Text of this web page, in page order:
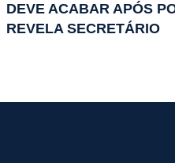
DEVE ACABAR APÓS
REVELA SECRETÁRIO